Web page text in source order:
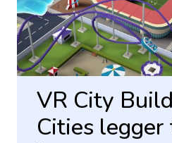
VR City
Cities legger